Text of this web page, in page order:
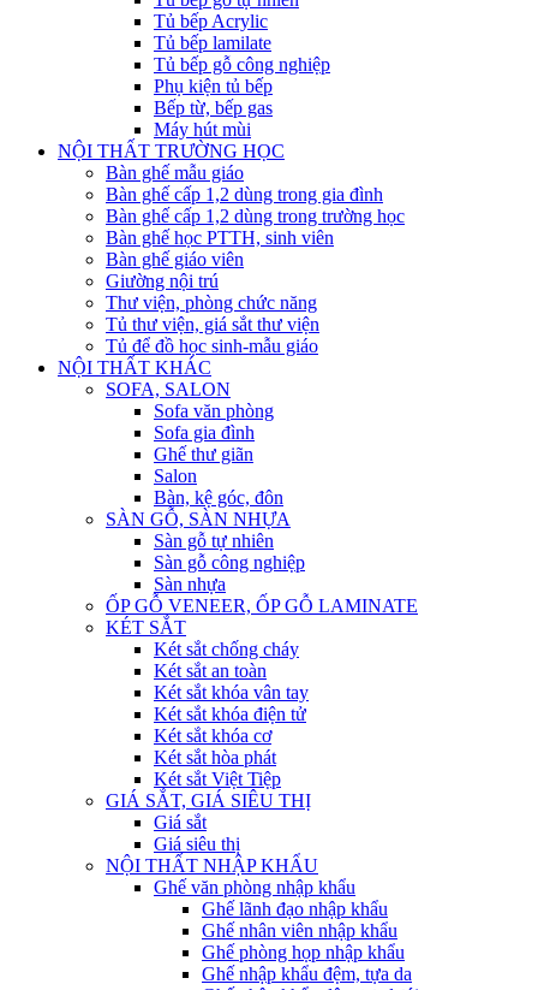
Tủ bếp Acrylic
Tủ bếp lamilate
Tủ bếp gỗ công nghiệp
Phụ kiện tủ bếp
Bếp từ, bếp gas
Máy hút mùi
NỘI THẤT TRƯỜNG HỌC
Bàn ghế mẫu giáo
Bàn ghế cấp 1,2 dùng trong gia đình
Bàn ghế cấp 1,2 dùng trong trường học
Bàn ghế học PTTH, sinh viên
Bàn ghế giáo viên
Giường nội trú
Thư viện, phòng chức năng
Tủ thư viện, giá sắt thư viện
Tủ để đồ học sinh-mẫu giáo
NỘI THẤT KHÁC
SOFA, SALON
Sofa văn phòng
Sofa gia đình
Ghế thư giãn
Salon
Bàn, kệ góc, đôn
SÀN GỖ, SÀN NHỰA
Sàn gỗ tự nhiên
Sàn gỗ công nghiệp
Sàn nhựa
ỐP GỖ VENEER, ỐP GỖ LAMINATE
KÉT SẮT
Két sắt chống cháy
Két sắt an toàn
Két sắt khóa vân tay
Két sắt khóa điện tử
Két sắt khóa cơ
Két sắt hòa phát
Két sắt Việt Tiệp
GIÁ SẮT, GIÁ SIÊU THỊ
Giá sắt
Giá siêu thị
NỘI THẤT NHẬP KHẨU
Ghế văn phòng nhập khẩu
Ghế lãnh đạo nhập khẩu
Ghế nhân viên nhập khẩu
Ghế phòng họp nhập khẩu
Ghế nhập khẩu đệm, tựa da